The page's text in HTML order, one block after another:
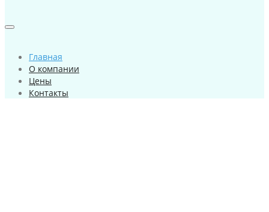
Главная
О компании
Цены
Контакты